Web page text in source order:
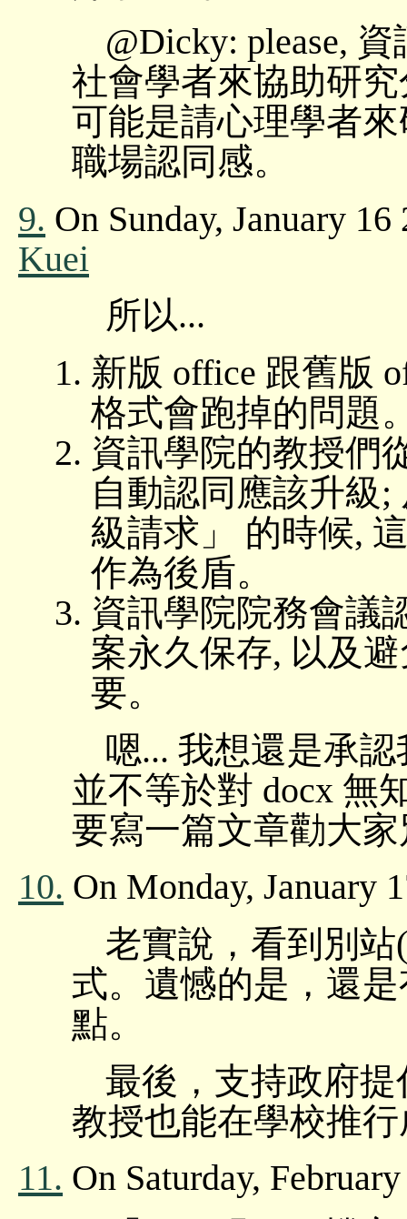
@Dicky: please,
社會學者來協助研
可能是請心理學者
職場認同感。
9. On Sunday, January
Kuei
所以...
新版 office 跟舊版
格式會跑掉的問題
資訊學院的教授們
自動認同應該升級
級請求」 的時候,
作為後盾。
資訊學院院務會議
案永久保存, 以及
要。
嗯... 我想還是承
並不等於對 docx 無
要寫一篇文章勸大
10. On Monday, January
老實說，看到別
式。遺憾的是，還
點。
最後，支持政府
教授也能在學校推
11. On Saturday,